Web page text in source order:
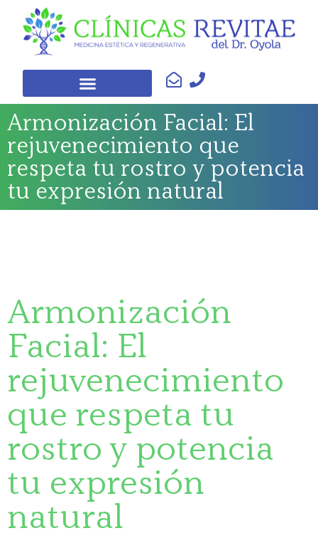
Armonización Facial: El
rejuvenecimiento que
respeta tu rostro y potencia
tu expresión natural
Armonización
Facial: El
rejuvenecimiento
que respeta tu
rostro y potencia
tu expresión
natural